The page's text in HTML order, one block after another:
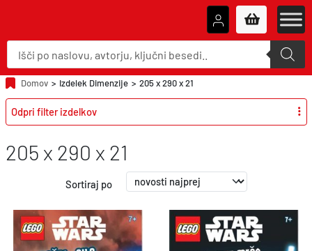
P
o
d
u
c
t
s
r
c
Domov > Izdelek Dimenzije > 205 x 290 x 21
205 x 290 x 21
Sortiraj po
Odpri filter izdelkov